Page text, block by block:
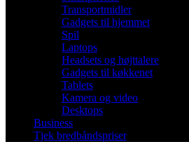
Transportmidler
Gadgets til hjemmet
Spil
Laptops
Headsets og højttalere
Gadgets til køkkenet
Tablets
Kamera og video
Desktops
Business
Tjek bredbåndspriser